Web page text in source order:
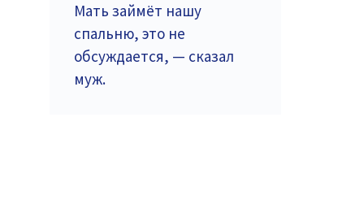
Мать займёт нашу
спальню, это не
обсуждается, — сказал
муж.